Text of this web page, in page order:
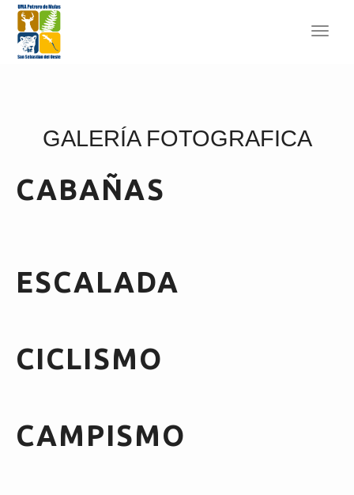
GALERÍA FOTOGRAFICA
CABAÑAS
ESCALADA
CICLISMO
CAMPISMO